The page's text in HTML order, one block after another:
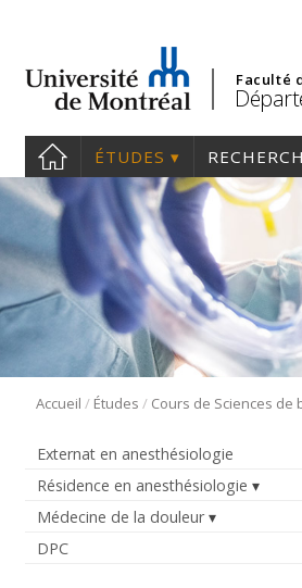
Faculté
ÉTUDES
Accueil / Études /
Externat en anesthésiologie
Résidence en anesthésiologie
Médecine de la douleur
DPC